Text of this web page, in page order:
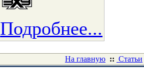
Подробнее...
На главную :: Статьи